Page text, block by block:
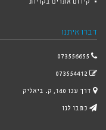
קידום אתרים בקריות
דברו איתנו
דרך עכו 140, ק. ביאליק
כתבו לנו